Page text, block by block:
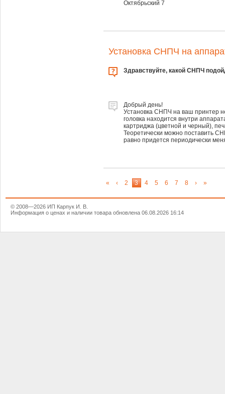
Октябрьский 7
Установка СНПЧ на
Здравствуйте, какой СНПЧ
Добрый день!
Установка СНПЧ на ваш принтер
головка находится внутри
картриджа (цветной и черный),
Теоретически можно поставить
равно придется периодически
« ‹ 2 3 4 5 6 7 8 › »
© 2008—2026 ИП Карпук И. В.
Информация о ценах и наличии товара обновлена 06.08.2026 16:14